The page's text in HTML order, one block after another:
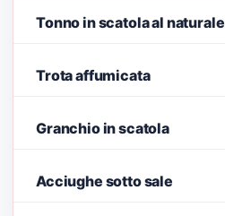
Tonno in scatola al naturale
Trota affumicata
Granchio in scatola
Acciughe sotto sale